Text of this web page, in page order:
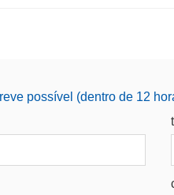
possível (dentro de 12